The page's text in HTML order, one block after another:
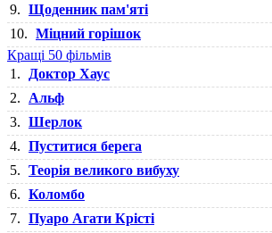
9. Щоденник пам'яті
10. Міцний горішок
Кращі 50 фільмів
1.
Доктор Хаус
2.
Альф
3. Шерлок
4. Пуститися берега
5. Теорія великого вибуху
6. Коломбо
7. Пуаро Агати Крісті